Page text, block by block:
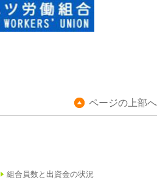
ページの上部へ
組合員数と出資金の状況